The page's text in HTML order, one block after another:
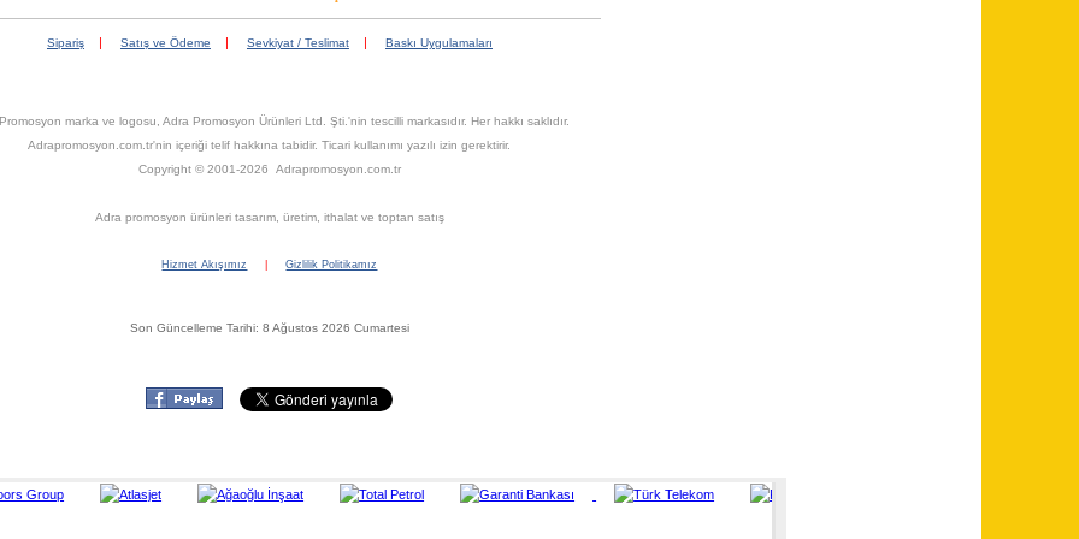
Sipariş | Satış ve Ödeme | Sevkiyat / Teslimat | Baskı Uygulamaları
marka ve logosu, Adra Promosyon Ürünleri Ltd. Şti.'nin tescilli markasıdır. Her hakkı saklıdır.
Adrapromosyon.com.tr'nin içeriği telif hakkına tabidir. Ticari kullanımı yazılı izin gerektirir.
Copyright © 2001-2026 Adrapromosyon.com.tr
Adra promosyon ürünleri tasarım, üretim, ithalat ve toptan satış
Hizmet Akışımız Gizlilik Politikamız
Son Güncelleme Tarihi: 8 Ağustos 2026 Cumartesi